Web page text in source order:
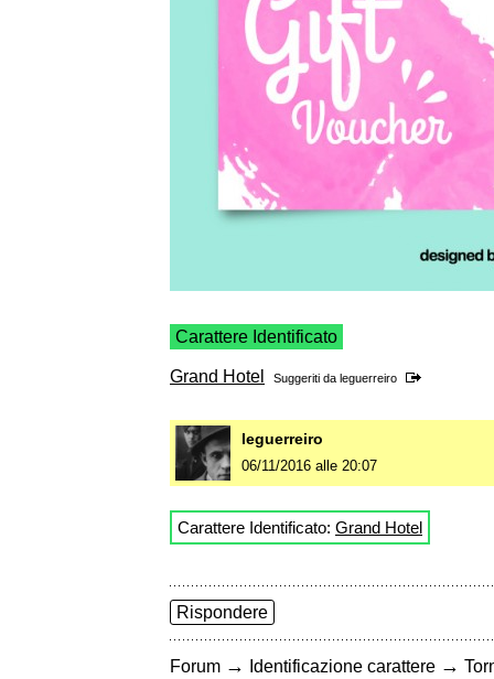
Carattere Identificato
Grand Hotel Suggeriti da leguerreiro
leguerreiro
06/11/2016 alle 20:07
Carattere Identificato: Grand Hotel
Rispondere
Forum → Identificazione carattere →